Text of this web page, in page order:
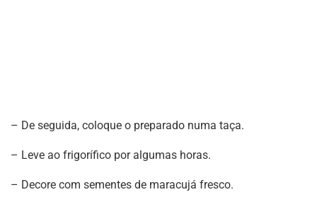
– De seguida, coloque o preparado numa taça.
– Leve ao frigorífico por algumas horas.
– Decore com sementes de maracujá fresco.